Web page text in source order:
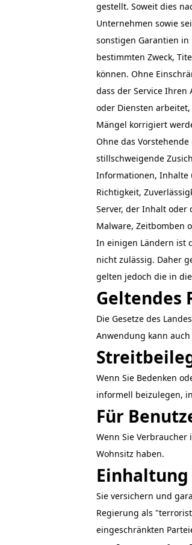
gestellt. Soweit dies
Unternehmen sowie
sonstigen Garantien
bestimmten Zweck,
können. Ohne
dass der Service
oder Diensten
Mängel korrigiert
Ohne das
stillschweigende
Informationen, Inhalte
Richtigkeit,
Server, der Inhalt oder
Malware, Zeitbomben
In einigen Ländern ist
nicht zulässig. Daher
gelten jedoch die in
Geltendes
Die Gesetze des
Anwendung kann
Wenn Sie Bedenken
informell beizulegen,
Für
Wenn Sie
Wohnsitz haben.
Sie versichern und
Regierung als
eingeschränkten